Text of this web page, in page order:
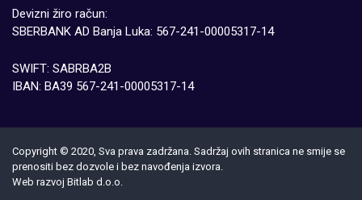
Devizni žiro račun:
SBERBANK AD Banja Luka: 567-241-00005317-14
SWIFT: SABRBA2B
IBAN: BA39 567-241-00005317-14
Copyright © 2020, Sva prava zadržana. Sadržaj ovih stranica ne smije se
prenositi bez dozvole i bez navođenja izvora.
Web razvoj Bitlab d.о.о.